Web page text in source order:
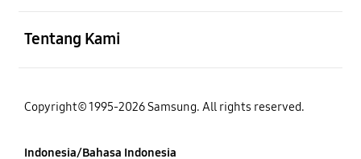
Tentang Kami
Copyright© 1995-2026 Samsung. All rights reserved.
Indonesia/Bahasa Indonesia